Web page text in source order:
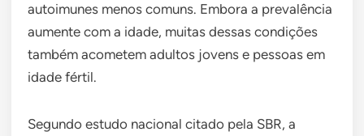
autoimunes menos comuns. Embora a prevalência
aumente com a idade, muitas dessas condições
também acometem adultos jovens e pessoas em
idade fértil.
Segundo estudo nacional citado pela SBR, a